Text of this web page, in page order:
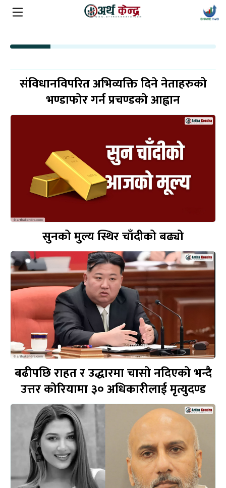
संविधानविपरित अभिव्यक्ति दिने नेताहरुको
भण्डाफोर गर्न प्रचण्डको आह्वान
सुनको मुल्य स्थिर चाँदीको बढ्यो
बढीपछि राहत र उद्धारमा चासो नदिएको भन्दै
उत्तर कोरियामा ३० अधिकारीलाई मृत्युदण्ड